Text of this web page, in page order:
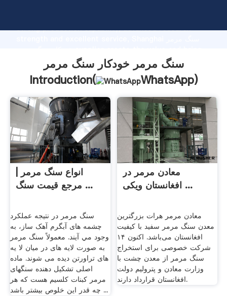
strong production capability, advanced research
values to all of customers.
سنگ مرمر خودکار سنگ مرمر
Introduction(
WhatsApp)
انواع سنگ مرمر |
مرجع قیمت سنگ ...
سنگ مرمر در نتیجه عملکرد
چشمه های آبگرم آهک ساز، به
وجود مي آیند. معمولاً سنگ مرمر
به صورت لایه های در میان لا يه
های تراورتن دیده می شوند. ماده
اصلی تشکیل دهنده سنگهای
مرمر کبنات کلسیم هست که هر
چه قدر این خلوص بیشتر باشد ...
معادن مرمر در
افغانستان ویکی ...
معادن مرمر هرات بزرگترین
معدن سنگ مرمر سفید با کیفیت
افغانستان می‌باشد. اکنون ۱۴
شرکت خصوصی برای استخراج
سنگ مرمر از معدن چشت با
وزارت معادن و پترولیم دولت
افغانستان قرارداد دارند.